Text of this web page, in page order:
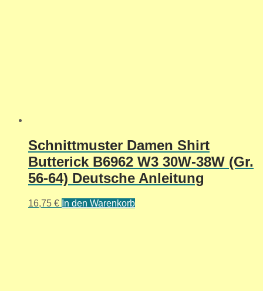
Schnittmuster Damen Shirt
Butterick B6962 W3 30W-38W (Gr.
56-64) Deutsche Anleitung
16,75 € In den Warenkorb